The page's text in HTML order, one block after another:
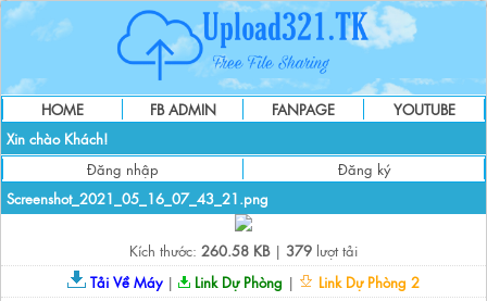
HOME FB ADMIN FANPAGE
YOUTUBE
Xin chào Khách!
Đăng nhập
Đăng ký
Screenshot_2021_05_16_07_43_21.png
Kích thước: 260.58 KB| 379 lượt tải
Tải Về Máy| Link Dự Phòng |
Link Dự Phòng 2